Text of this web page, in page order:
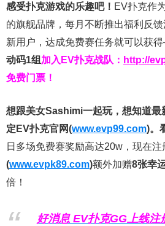
感受扑克游戏的乐趣吧！ EV扑克作
的旗舰品牌，每月不断推出福利反
新用户，达成免费赛任务就可以获
动码1组 加入EV扑克战队： http://
免费门票！
想跟美女Sashimi一起玩， 想知道最
定EV扑克官网(www.evp99.com)。
日多场免费赛奖励高达20w，现在注
(www.evpk89.com)额外加赠8张幸
倍！
好消息 EV扑克GG上线注